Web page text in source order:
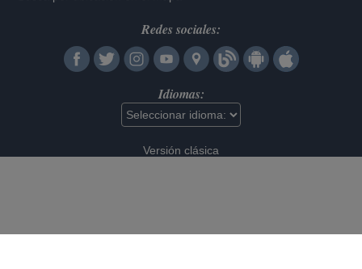
Redes sociales:
Idiomas:
Versión clásica